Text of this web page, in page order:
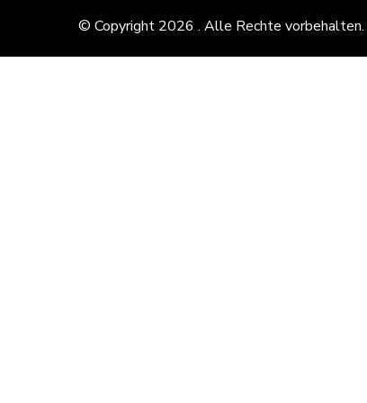
© Copyright 2026 . Alle Rechte vorbehalten.